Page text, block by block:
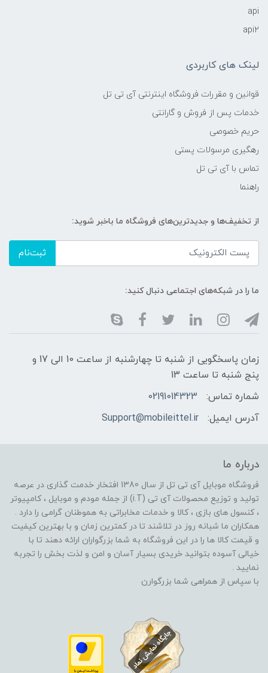
api
api2
لینک های کاربردی
قوانین و مقررات فروشگاه اینترنتی آی تی تل
خدمات پس از فروش و گارانتی
حریم خصوصی
رهگیری مرسولات پستی
تماس با آی تی تل
راهنما
از تخفیف‌ها و جدیدترین‌های فروشگاه ما باخبر شوید:
ثبت‌نام
ما را در شبکه‌های اجتماعی دنبال کنید:
زمان پاسخگویی از شنبه تا چهارشنبه از ساعت 10 الی 17 و
پنج شنبه تا ساعت 13
شماره تماس:
02191014323
آدرس ایمیل:
Support@mobileittel.ir
درباره ما
فروشگاه موبایل آی تی تل از سال 1380 افتخار خدمت گذاری در عرصه
تولید و توزیع محصولات آی تی (i.T) از جمله مودم و موبایل ، کامپیوتر
، کنسول های بازی ، کالا و خدمات مخابراتی به هموطنان گرامی را دارد .
همکاران ما شبانه روز در تلاشند تا در کمترین زمان و با بهترین کیفیت
و قیمت کالا ها را در این فروشگاه به شما بزرگواران ارائه دهند تا با
خیالی آسوده بتوانید خریدی بسیار آسان و امن و لذت بخش را تجربه
نمایید .
با سپاس از همراهی شما بزرگوارن